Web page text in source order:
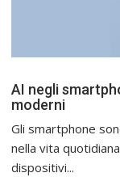
AI negli
moderni
Gli smartphone
nella vita
dispositivi...